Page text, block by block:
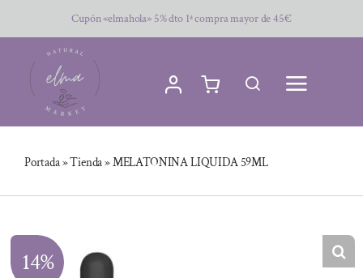
al
contenido
Cupón «elmahola» 5% dto 1ª compra mayor de 45€
Portada»Tienda»MELATONINA LIQUIDA 59ML
14%